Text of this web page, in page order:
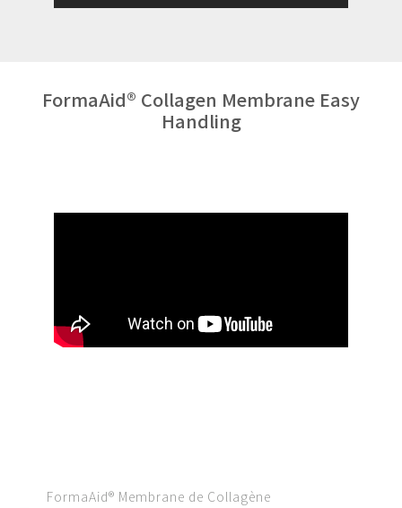
FormaAid® Collagen Membrane Easy
Handling
FormaAid® Membrane de Collagène